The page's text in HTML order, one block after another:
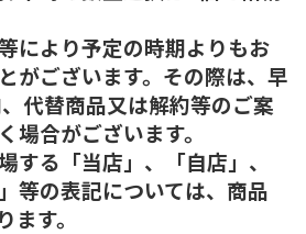
により予定の時期よりもお
がございます。その際は、早
代替商品又は解約等のご案
場合がございます。
る「当店」、「自店」、
等の表記については、商品
す。